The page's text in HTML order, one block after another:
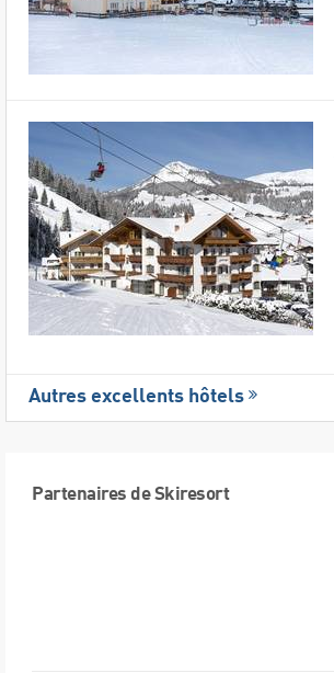
Autres excellents hôtels
Partenaires de Skiresort